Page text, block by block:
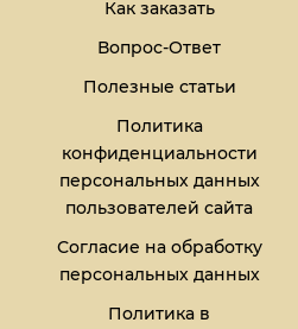
Как заказать
Вопрос-Ответ
Полезные статьи
Политика
конфиденциальности
персональных данных
пользователей сайта
Согласие на обработку
персональных данных
Политика в